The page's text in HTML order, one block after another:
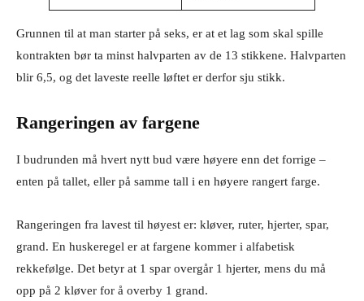
Grunnen til at man starter på seks, er at et lag som skal spille
kontrakten bør ta minst halvparten av de 13 stikkene. Halvparten
blir 6,5, og det laveste reelle løftet er derfor sju stikk.
Rangeringen av fargene
I budrunden må hvert nytt bud være høyere enn det forrige –
enten på tallet, eller på samme tall i en høyere rangert farge.
Rangeringen fra lavest til høyest er: kløver, ruter, hjerter, spar,
grand. En huskeregel er at fargene kommer i alfabetisk
rekkefølge. Det betyr at 1 spar overgår 1 hjerter, mens du må
opp på 2 kløver for å overby 1 grand.